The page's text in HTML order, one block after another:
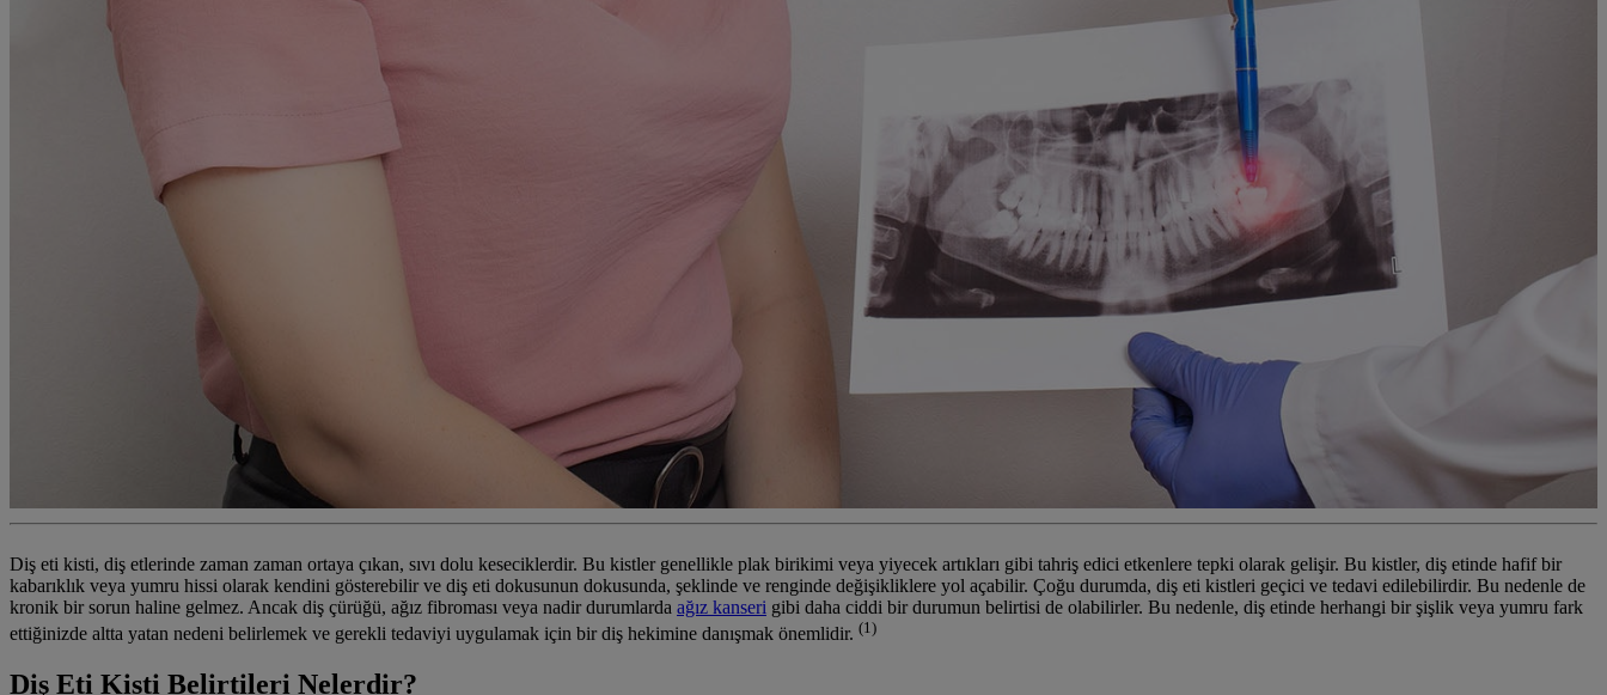
Diş eti kisti, diş etlerinde zaman zaman ortaya çıkan, sıvı dolu keseciklerdir. Bu kistler genellikle plak birikimi veya yiyecek artıkları gibi tahriş edici etkenlere tepki olarak gelişir. Bu kistler, diş etinde hafif bir
kabarıklık veya yumru hissi olarak kendini gösterebilir ve diş eti dokusunun dokusunda, şeklinde ve renginde değişikliklere yol açabilir. Çoğu durumda, diş eti kistleri geçici ve tedavi edilebilirdir. Bu nedenle de
kronik bir sorun haline gelmez. Ancak diş çürüğü, ağız fibroması veya nadir durumlarda ağız kanseri gibi daha ciddi bir durumun belirtisi de olabilirler. Bu nedenle, diş etinde herhangi bir şişlik veya yumru fark
ettiğinizde altta yatan nedeni belirlemek ve gerekli tedaviyi uygulamak için bir diş hekimine danışmak önemlidir. (1)
Diş Eti Kisti Belirtileri Nelerdir?